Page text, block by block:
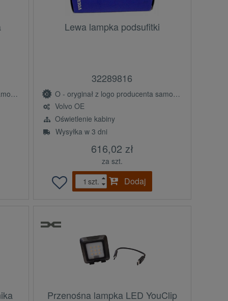
Lewa lampka podsufitki
32289816
O - oryginał z logo producenta samochodu (OE)
Volvo OE
Oświetlenie kabiny
Wysyłka w 3 dni
616,02 zł
za szt.
szt.
Dodaj
Przenośna lampka LED YouClip